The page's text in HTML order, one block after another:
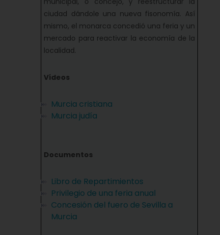
ciudad dándole una nueva fisonomía. Así
mismo, el monarca concedió una feria y un
mercado para reactivar la economía de la
localidad.
Vídeos
Murcia cristiana
Murcia judía
Documentos
Libro de Repartimientos
Privilegio de una feria anual
Concesión del fuero de Sevilla a
Murcia